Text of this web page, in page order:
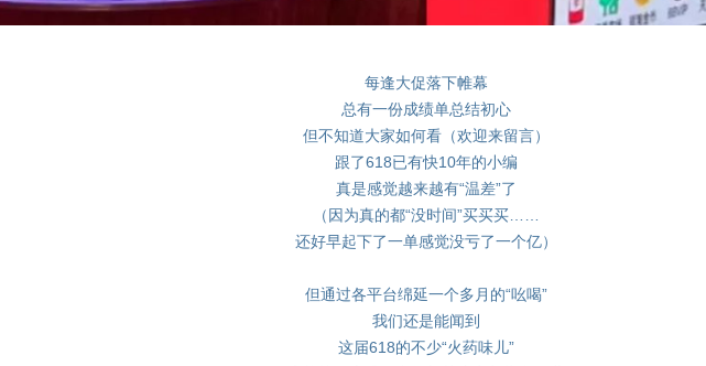
每逢大促落下帷幕
总有一份成绩单总结初心
但不知道大家如何看（欢迎来留言）
跟了618已有快10年的小编
真是感觉越来越有“温差”了
（因为真的都“没时间”买买买……
还好早起下了一单感觉没亏了一个亿）
但通过各平台绵延一个多月的“吆喝”
我们还是能闻到
这届618的不少“火药味儿”